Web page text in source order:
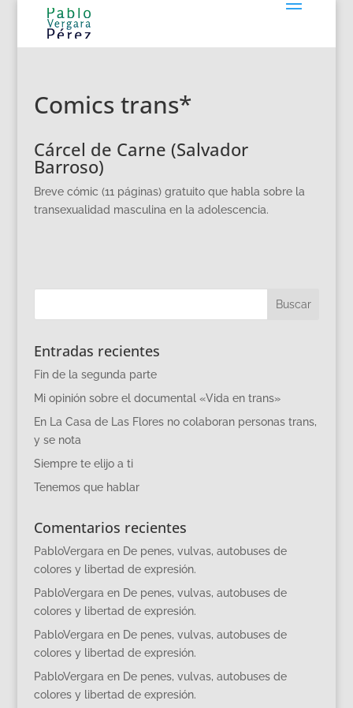
Comics trans*
Cárcel de Carne (Salvador
Barroso)
Breve cómic (11 páginas) gratuito que habla sobre la
transexualidad masculina en la adolescencia.
Entradas recientes
Fin de la segunda parte
Mi opinión sobre el documental «Vida en trans»
En La Casa de Las Flores no colaboran personas trans,
y se nota
Siempre te elijo a ti
Tenemos que hablar
Comentarios recientes
PabloVergara en De penes, vulvas, autobuses de
colores y libertad de expresión.
PabloVergara en De penes, vulvas, autobuses de
colores y libertad de expresión.
PabloVergara en De penes, vulvas, autobuses de
colores y libertad de expresión.
PabloVergara en De penes, vulvas, autobuses de
colores y libertad de expresión.